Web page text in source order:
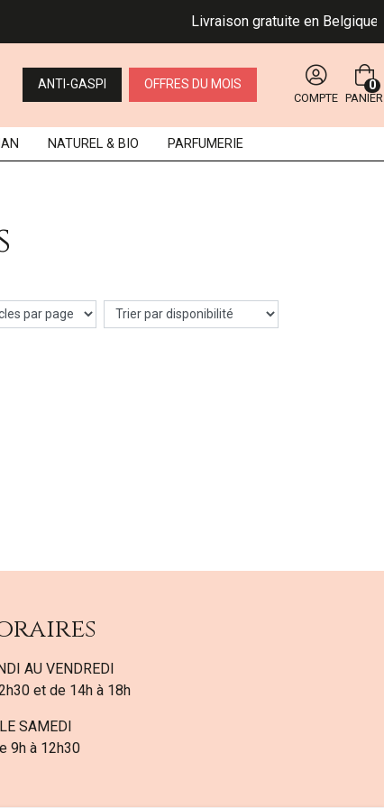
Livraison gratuite en Belgique
ANTI-GASPI OFFRES DU MOIS
COMPTE PANIER
0
NATUREL & BIO PARFUMERIE
AU VENDREDI
et de 14h à 18h
LE SAMEDI
9h à 12h30